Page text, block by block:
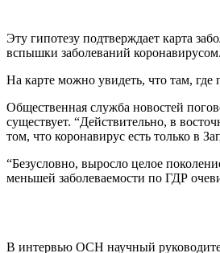
Эту гипотезу подтверждает карта
вспышки заболеваний
На карте можно увидеть, что там,
Общественная служба новостей
существует. “Действительно, в
том, что коронавирус есть только в
“Безусловно, выросло целое
меньшей заболеваемости по ГДР
В интервью ОСН научный